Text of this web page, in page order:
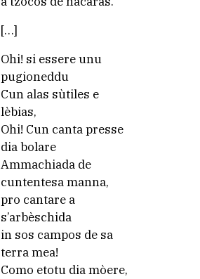
[…]
Ohi! si essere unu
pugioneddu
Cun alas sùtiles e
lèbias,
Ohi! Cun canta presse
dia bolare
Ammachiada de
cuntentesa manna,
pro cantare a
s’arbèschida
in sos campos de sa
terra mea!
Como etotu dia mòere,